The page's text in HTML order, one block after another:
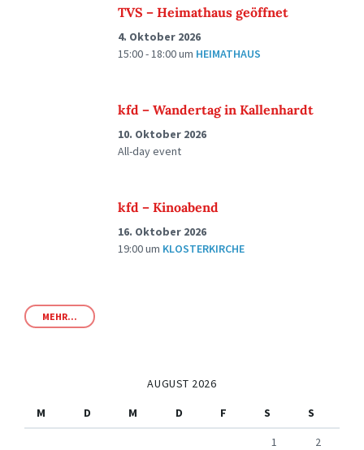
TVS – Heimathaus geöffnet
4. Oktober 2026
15:00 - 18:00um HEIMATHAUS
kfd – Wandertag in Kallenhardt
10. Oktober 2026
All-day event
kfd – Kinoabend
16. Oktober 2026
19:00um KLOSTERKIRCHE
MEHR...
AUGUST 2026
M
D M D F S
S
1
2